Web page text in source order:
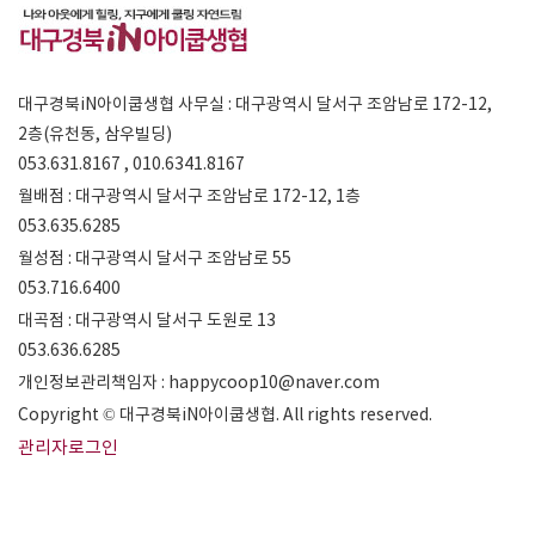
대구경북iN아이쿱생협 사무실 : 대구광역시 달서구 조암남로 172-12,
2층(유천동, 삼우빌딩)
053.631.8167 , 010.6341.8167
월배점 : 대구광역시 달서구 조암남로 172-12, 1층
053.635.6285
월성점 : 대구광역시 달서구 조암남로 55
053.716.6400
대곡점 : 대구광역시 달서구 도원로 13
053.636.6285
개인정보관리책임자 : happycoop10@naver.com
Copyright © 대구경북iN아이쿱생협. All rights reserved.
관리자로그인